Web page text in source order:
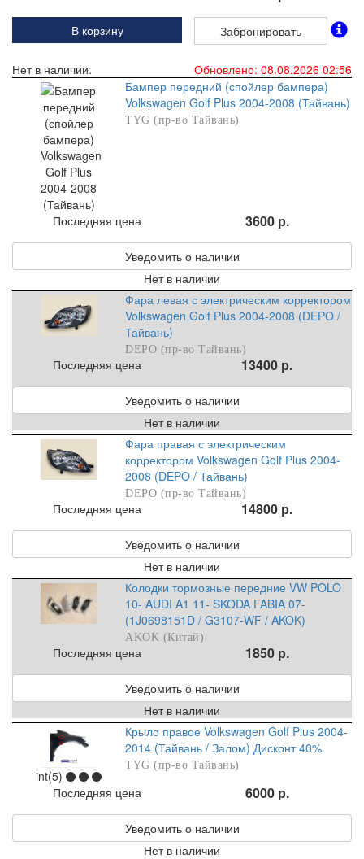
В корзину Забронировать
Нет в наличии:
Обновлено: 08.08.2026 02:56
Бампер передний (спойлер бампера)
Volkswagen Golf Plus 2004-2008 (Тайвань)
TYG (пр-во Тайвань)
Последняя цена 3600 р.
Уведомить о наличии
Нет в наличии
Фара левая с электрическим корректором
Volkswagen Golf Plus 2004-2008 (DEPO /
Тайвань)
DEPO (пр-во Тайвань)
Последняя цена 13400 р.
Уведомить о наличии
Нет в наличии
Фара правая с электрическим
корректором Volkswagen Golf Plus 2004-
2008 (DEPO / Тайвань)
DEPO (пр-во Тайвань)
Последняя цена 14800 р.
Уведомить о наличии
Нет в наличии
Колодки тормозные передние VW POLO
10- AUDI A1 11- SKODA FABIA 07-
(1J0698151D / G3107-WF / AKOK)
AKOK (Китай)
Последняя цена 1850 р.
Уведомить о наличии
Нет в наличии
int(5)
Крыло правое Volkswagen Golf Plus 2004-
2014 (Тайвань / Залом) Дисконт 40%
TYG (пр-во Тайвань)
Последняя цена 6000 р.
Уведомить о наличии
Нет в наличии